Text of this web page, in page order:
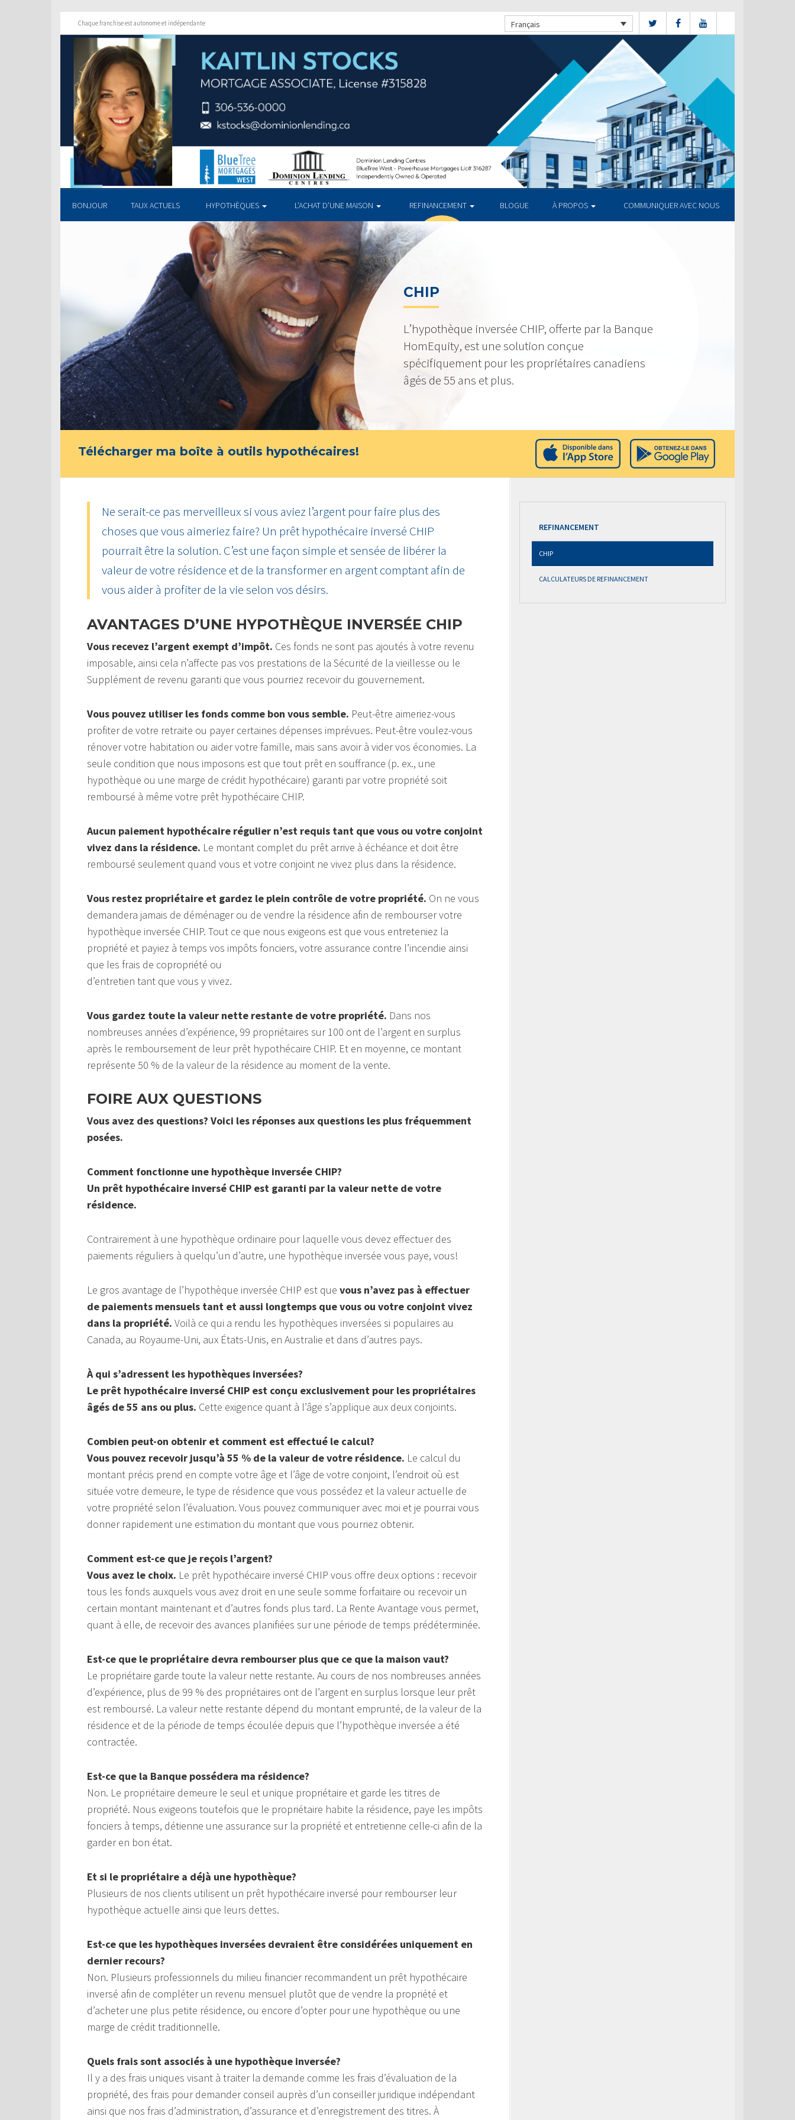
Chaque franchise est autonome et indépendante Français
BONJOUR TAUX ACTUELS HYPOTHÈQUES L’ACHAT D’UNE MAISON REFINANCEMENT BLOGUE À PROPOS COMMUNIQUER AVEC NOUS
CHIP
L’hypothèque inversée CHIP, offerte par la Banque
HomEquity, est une solution conçue
spécifiquement pour les propriétaires canadiens
âgés de 55 ans et plus.
Télécharger ma boîte à outils hypothécaires!
Ne serait-ce pas merveilleux si vous aviez l’argent pour faire plus des
choses que vous aimeriez faire? Un prêt hypothécaire inversé CHIP
pourrait être la solution. C’est une façon simple et sensée de libérer la
valeur de votre résidence et de la transformer en argent comptant afin de
vous aider à profiter de la vie selon vos désirs.
AVANTAGES D’UNE HYPOTHÈQUE INVERSÉE CHIP
Vous recevez l’argent exempt d’impôt. Ces fonds ne sont pas ajoutés à votre revenu
imposable, ainsi cela n’affecte pas vos prestations de la Sécurité de la vieillesse ou le
Supplément de revenu garanti que vous pourriez recevoir du gouvernement.
Vous pouvez utiliser les fonds comme bon vous semble. Peut-être aimeriez-vous
profiter de votre retraite ou payer certaines dépenses imprévues. Peut-être voulez-vous
rénover votre habitation ou aider votre famille, mais sans avoir à vider vos économies. La
seule condition que nous imposons est que tout prêt en souffrance (p. ex., une
hypothèque ou une marge de crédit hypothécaire) garanti par votre propriété soit
remboursé à même votre prêt hypothécaire CHIP.
Aucun paiement hypothécaire régulier n’est requis tant que vous ou votre conjoint
vivez dans la résidence. Le montant complet du prêt arrive à échéance et doit être
remboursé seulement quand vous et votre conjoint ne vivez plus dans la résidence.
Vous restez propriétaire et gardez le plein contrôle de votre propriété. On ne vous
demandera jamais de déménager ou de vendre la résidence afin de rembourser votre
hypothèque inversée CHIP. Tout ce que nous exigeons est que vous entreteniez la
propriété et payiez à temps vos impôts fonciers, votre assurance contre l’incendie ainsi
que les frais de copropriété ou
d’entretien tant que vous y vivez.
Vous gardez toute la valeur nette restante de votre propriété. Dans nos
nombreuses années d’expérience, 99 propriétaires sur 100 ont de l’argent en surplus
après le remboursement de leur prêt hypothécaire CHIP. Et en moyenne, ce montant
représente 50 % de la valeur de la résidence au moment de la vente.
FOIRE AUX QUESTIONS
Vous avez des questions? Voici les réponses aux questions les plus fréquemment
posées.
Comment fonctionne une hypothèque inversée CHIP?
Un prêt hypothécaire inversé CHIP est garanti par la valeur nette de votre
résidence.
Contrairement à une hypothèque ordinaire pour laquelle vous devez effectuer des
paiements réguliers à quelqu’un d’autre, une hypothèque inversée vous paye, vous!
Le gros avantage de l’hypothèque inversée CHIP est que vous n’avez pas à effectuer
de paiements mensuels tant et aussi longtemps que vous ou votre conjoint vivez
dans la propriété. Voilà ce qui a rendu les hypothèques inversées si populaires au
Canada, au Royaume-Uni, aux États-Unis, en Australie et dans d’autres pays.
À qui s’adressent les hypothèques inversées?
Le prêt hypothécaire inversé CHIP est conçu exclusivement pour les propriétaires
âgés de 55 ans ou plus. Cette exigence quant à l’âge s’applique aux deux conjoints.
Combien peut-on obtenir et comment est effectué le calcul?
Vous pouvez recevoir jusqu’à 55 % de la valeur de votre résidence. Le calcul du
montant précis prend en compte votre âge et l’âge de votre conjoint, l’endroit où est
située votre demeure, le type de résidence que vous possédez et la valeur actuelle de
votre propriété selon l’évaluation. Vous pouvez communiquer avec moi et je pourrai vous
donner rapidement une estimation du montant que vous pourriez obtenir.
Comment est-ce que je reçois l’argent?
Vous avez le choix. Le prêt hypothécaire inversé CHIP vous offre deux options : recevoir
tous les fonds auxquels vous avez droit en une seule somme forfaitaire ou recevoir un
certain montant maintenant et d’autres fonds plus tard. La Rente Avantage vous permet,
quant à elle, de recevoir des avances planifiées sur une période de temps prédéterminée.
Est-ce que le propriétaire devra rembourser plus que ce que la maison vaut?
Le propriétaire garde toute la valeur nette restante. Au cours de nos nombreuses années
d’expérience, plus de 99 % des propriétaires ont de l’argent en surplus lorsque leur prêt
est remboursé. La valeur nette restante dépend du montant emprunté, de la valeur de la
résidence et de la période de temps écoulée depuis que l’hypothèque inversée a été
contractée.
Est-ce que la Banque possédera ma résidence?
Non. Le propriétaire demeure le seul et unique propriétaire et garde les titres de
propriété. Nous exigeons toutefois que le propriétaire habite la résidence, paye les impôts
fonciers à temps, détienne une assurance sur la propriété et entretienne celle-ci afin de la
garder en bon état.
Et si le propriétaire a déjà une hypothèque?
Plusieurs de nos clients utilisent un prêt hypothécaire inversé pour rembourser leur
hypothèque actuelle ainsi que leurs dettes.
Est-ce que les hypothèques inversées devraient être considérées uniquement en
dernier recours?
Non. Plusieurs professionnels du milieu financier recommandent un prêt hypothécaire
inversé afin de compléter un revenu mensuel plutôt que de vendre la propriété et
d’acheter une plus petite résidence, ou encore d’opter pour une hypothèque ou une
marge de crédit traditionnelle.
Quels frais sont associés à une hypothèque inversée?
Il y a des frais uniques visant à traiter la demande comme les frais d’évaluation de la
propriété, des frais pour demander conseil auprès d’un conseiller juridique indépendant
ainsi que nos frais d’administration, d’assurance et d’enregistrement des titres. À
REFINANCEMENT
CHIP
CALCULATEURS DE REFINANCEMENT